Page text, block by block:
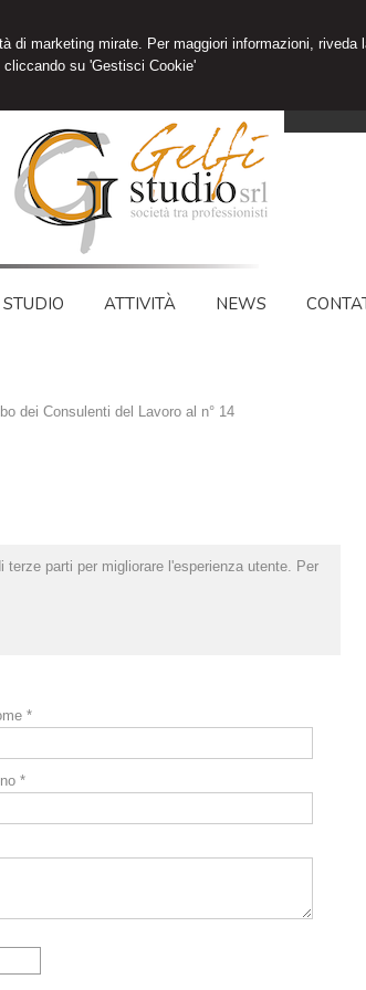
di marketing mirate. Per maggiori informazioni, riveda
su 'Gestisci Cookie'
STUDIO ATTIVITÀ NEWS
dei Consulenti del Lavoro al n° 14
parti per migliorare l'esperienza utente. Per
*
*